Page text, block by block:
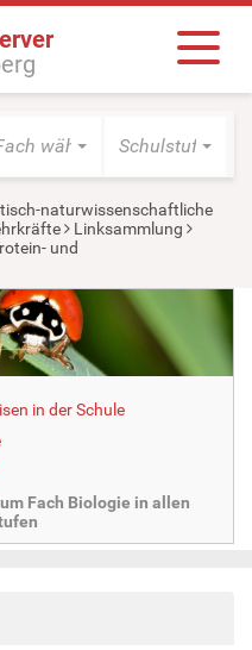
wählen Schulstufe
naturwissenschaftliche
Linksammlung
und
in der Schule
Fach Biologie in allen